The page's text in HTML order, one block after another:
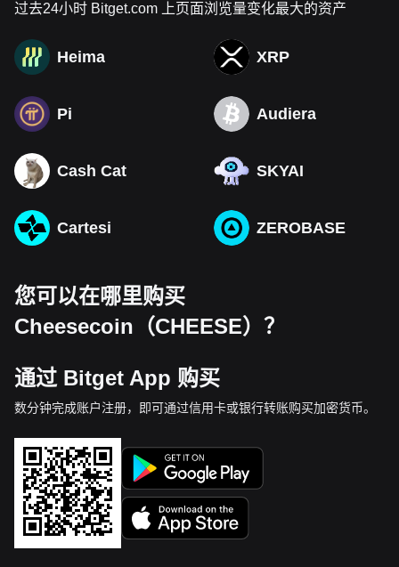
过去24小时 Bitget.com 上页面浏览量变化最大的资产
Heima XRP
Pi Audiera
Cash Cat SKYAI
Cartesi ZEROBASE
您可以在哪里购买
Cheesecoin（CHEESE）？
通过 Bitget App 购买
数分钟完成账户注册，即可通过信用卡或银行转账购买加密货币。